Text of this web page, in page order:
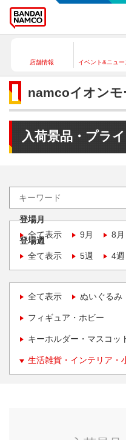
店舗情報 イベント&ニュー
namcoイオンモ
入荷景品・プラ
登場月
全て表示
9月 8月
登場週
全て表示
5週 4週
全て表示 ぬいぐるみ
フィギュア・ホビー
キーホルダー・マスコッ
生活雑貨・インテリア・